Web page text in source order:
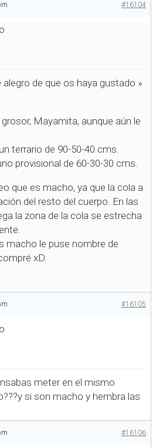
#16104
alegro de que os haya gustado »
Mayamita, aunque aún le
terrario de 90-50-40 cms.
provisional de 60-30-30 cms.
que es macho, ya que la cola a
del resto del cuerpo. En las
la zona de la cola se estrecha
macho le puse nombre de
xD.
#16105
meter en el mismo
si son macho y hembra las
#16106